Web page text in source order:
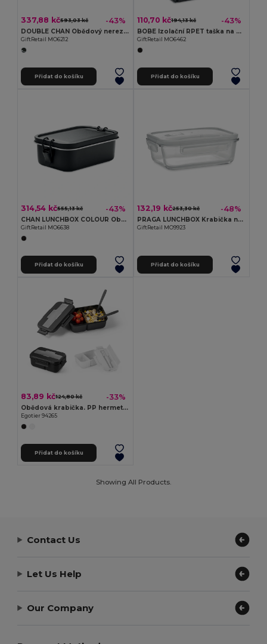
337,88 kč593,03 kč -43%
DOUBLE CHAN Obědový nerezový box
GiftRetail MO6212
Přidat do košíku
110,70 kč194,13 kč -43%
BOBE Izolační RPET taška na oběd
GiftRetail MO6462
Přidat do košíku
314,54 kč555,13 kč -43%
CHAN LUNCHBOX COLOUR Obědová krabička z nerezu
GiftRetail MO6638
Přidat do košíku
132,19 kč253,30 kč -48%
PRAGA LUNCHBOX Krabička na jídlo ze skla
GiftRetail MO9923
Přidat do košíku
83,89 kč124,80 kč -33%
Obědová krabička. PP hermetický box 1000ml
Egotier 94265
Přidat do košíku
Showing All Products.
Contact Us
Let Us Help
Our Company